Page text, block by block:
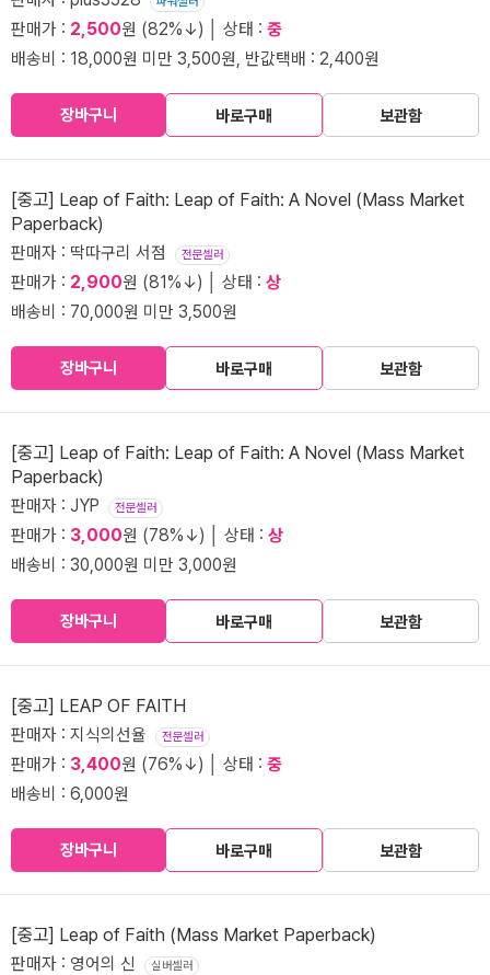
판매가 : 2,500원 (82%↓) │ 상태 : 중
배송비 : 18,000원 미만 3,500원, 반값택배 : 2,400원
장바구니 바로구매 보관함
[중고] Leap of Faith: Leap of Faith: A Novel (Mass Market
Paperback)
판매자 : 딱따구리 서점 전문셀러
판매가 : 2,900원 (81%↓) │ 상태 : 상
배송비 : 70,000원 미만 3,500원
장바구니 바로구매 보관함
[중고] Leap of Faith: Leap of Faith: A Novel (Mass Market
Paperback)
판매자 : JYP 전문셀러
판매가 : 3,000원 (78%↓) │ 상태 : 상
배송비 : 30,000원 미만 3,000원
장바구니 바로구매 보관함
[중고] LEAP OF FAITH
판매자 : 지식의선율 전문셀러
판매가 : 3,400원 (76%↓) │ 상태 : 중
배송비 : 6,000원
장바구니 바로구매 보관함
[중고] Leap of Faith (Mass Market Paperback)
판매자 : 영어의 신 실버셀러